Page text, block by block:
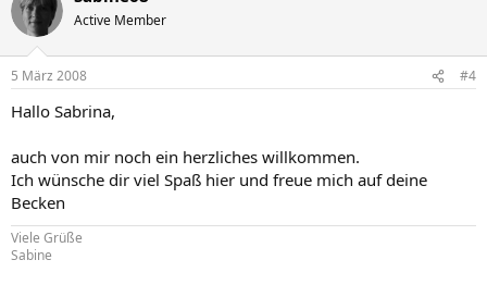
Active Member
5 März 2008 #4
Hallo Sabrina,
auch von mir noch ein herzliches willkommen.
Ich wünsche dir viel Spaß hier und freue mich auf deine
Becken
Viele Grüße
Sabine